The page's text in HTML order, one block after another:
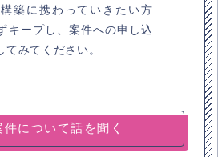
築に携わっていきたい方
キープし、案件への申し込
みてください。